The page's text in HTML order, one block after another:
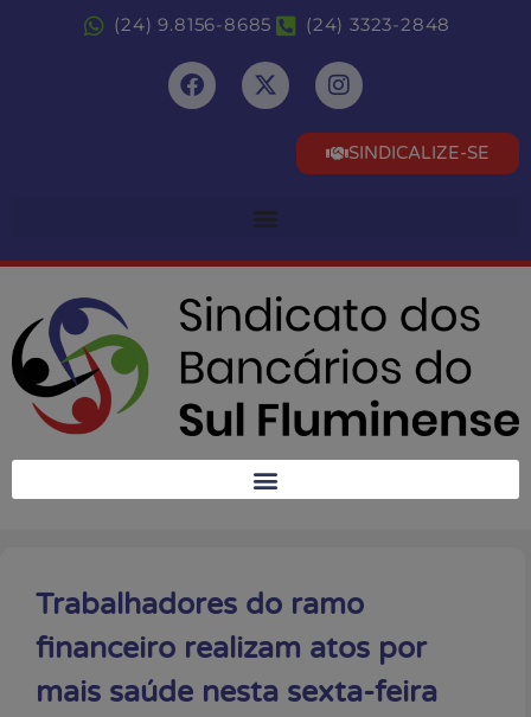
(24) 9.8156-8685 (24) 3323-2848
SINDICALIZE-SE
Trabalhadores do ramo
financeiro realizam atos por
mais saúde nesta sexta-feira